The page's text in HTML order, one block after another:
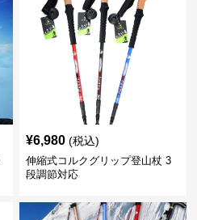
¥6,980 (税込)
伸縮式コルクグリップ登山杖 3
段調節対応